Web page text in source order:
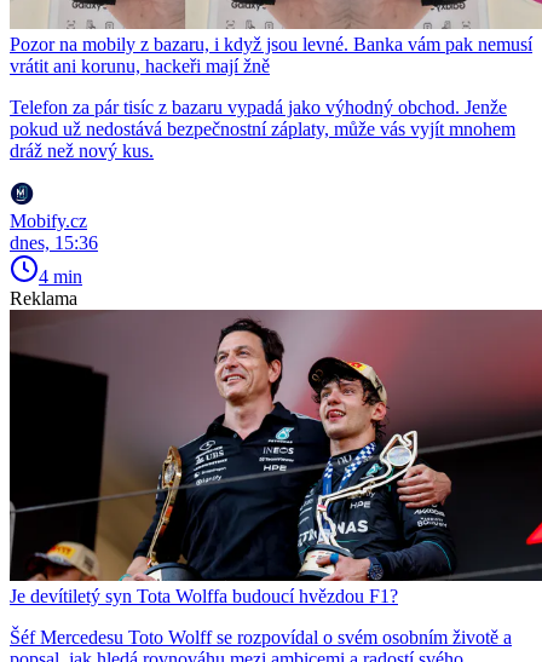
Pozor na mobily z bazaru, i když jsou levné. Banka vám pak nemusí
vrátit ani korunu, hackeři mají žně
Telefon za pár tisíc z bazaru vypadá jako výhodný obchod. Jenže
pokud už nedostává bezpečnostní záplaty, může vás vyjít mnohem
dráž než nový kus.
Mobify.cz
dnes, 15:36
4 min
Reklama
Je devítiletý syn Tota Wolffa budoucí hvězdou F1?
Šéf Mercedesu Toto Wolff se rozpovídal o svém osobním životě a